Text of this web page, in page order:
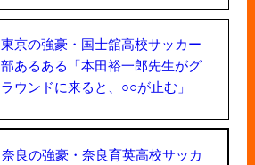
東京の強豪・国士舘高校サッカー
部あるある「本田裕一郎先生がグ
ラウンドに来ると、○○が止む」
奈良の強豪・奈良育英高校サッカ